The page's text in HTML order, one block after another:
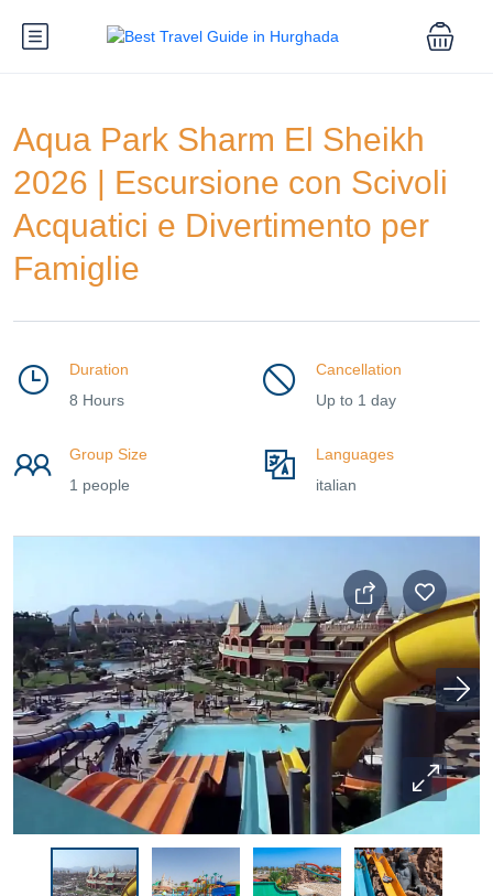
Aqua Park Sharm El Sheikh
2026 | Escursione con Scivoli
Acquatici e Divertimento per
Famiglie
Duration
8 Hours
Cancellation
Up to 1 day
Group Size
1 people
Languages
italian